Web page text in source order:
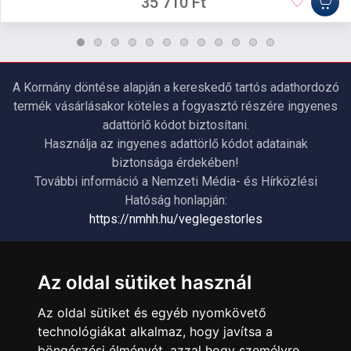
Az oldal sütiket használ
Az oldal sütiket és egyéb nyomkövető
technológiákat alkalmaz, hogy javítsa a
A Kormány döntése alapján a kereskedő tartós adathordozó
termék vásárlásakor köteles a fogyasztó részére ingyenes
adattörlő kódot biztosítani.
Használja az ingyenes adattörlő kódot adatainak
biztonsága érdekében!
További információ a Nemzeti Média- és Hírközlési
Hatóság honlapján:
https://nmhh.hu/veglegestorles
Elérhetőségek
Garanciális Ügyintézés
Webszolgáltatás